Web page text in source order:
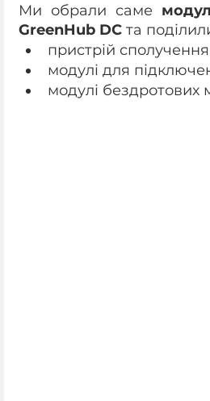
Ми обрали саме
GreenHub DC та
пристрій
модулі для
модулі бездротових